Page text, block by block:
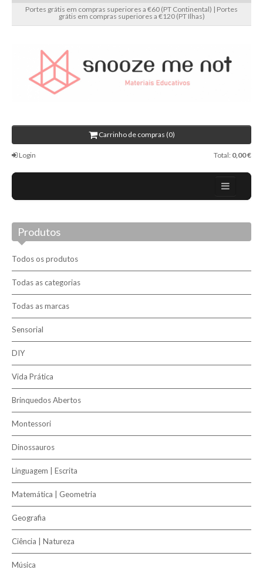
Portes grátis em compras superiores a €60 (PT Continental) | Portes
grátis em compras superiores a €120 (PT Ilhas)
Carrinho de compras (0)
Login Total: 0,00 €
Sobre nós
Promoções
Novidades
Contactos
Marcas
Política de Entrega
Política de Devolução
Política de Privacidade e Cookies
Pesquisar
Produtos
Todos os produtos
Todas as categorias
Todas as marcas
Sensorial
DIY
Vida Prática
Brinquedos Abertos
Montessori
Dinossauros
Linguagem | Escrita
Matemática | Geometria
Geografia
Ciência | Natureza
Música